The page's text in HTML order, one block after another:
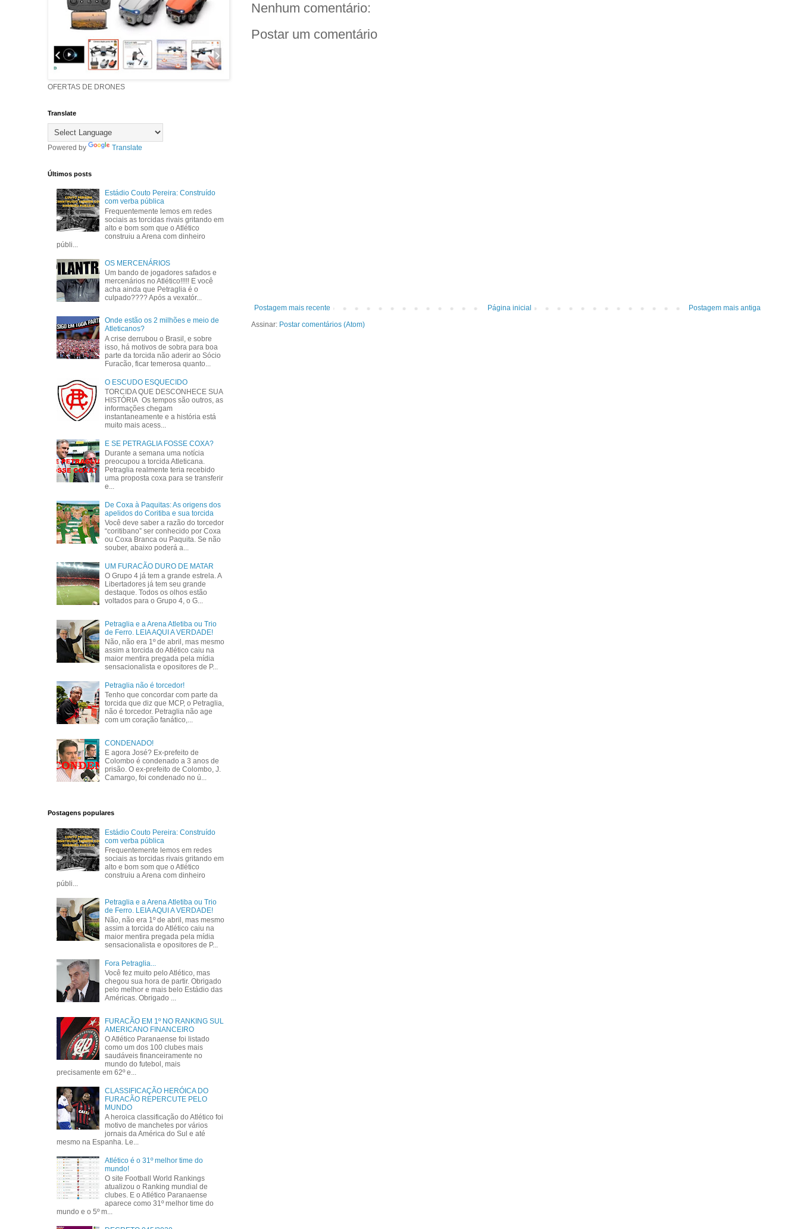
Nenhum comentário:
Postar um comentário
Postagem mais recente Postagem mais antiga
Página inicial
Assinar: Postar comentários (Atom)
OFERTAS DE DRONES
Translate
Powered by Translate
Últimos posts
Estádio Couto Pereira: Construído
com verba pública
Frequentemente lemos em redes
sociais as torcidas rivais gritando em
alto e bom som que o Atlético
construiu a Arena com dinheiro
públi...
OS MERCENÁRIOS
Um bando de jogadores safados e
mercenários no Atlético!!!!! E você
acha ainda que Petraglia é o
culpado???? Após a vexatór...
Onde estão os 2 milhões e meio de
Atleticanos?
A crise derrubou o Brasil, e sobre
isso, há motivos de sobra para boa
parte da torcida não aderir ao Sócio
Furacão, ficar temerosa quanto...
O ESCUDO ESQUECIDO
TORCIDA QUE DESCONHECE SUA
HISTÓRIA Os tempos são outros, as
informações chegam
instantaneamente e a história está
muito mais acess...
E SE PETRAGLIA FOSSE COXA?
Durante a semana uma notícia
preocupou a torcida Atleticana.
Petraglia realmente teria recebido
uma proposta coxa para se transferir
e...
De Coxa à Paquitas: As origens dos
apelidos do Coritiba e sua torcida
Você deve saber a razão do torcedor
“coritibano” ser conhecido por Coxa
ou Coxa Branca ou Paquita. Se não
souber, abaixo poderá a...
UM FURACÃO DURO DE MATAR
O Grupo 4 já tem a grande estrela. A
Libertadores já tem seu grande
destaque. Todos os olhos estão
voltados para o Grupo 4, o G...
Petraglia e a Arena Atletiba ou Trio
de Ferro. LEIA AQUI A VERDADE!
Não, não era 1º de abril, mas mesmo
assim a torcida do Atlético caiu na
maior mentira pregada pela mídia
sensacionalista e opositores de P...
Petraglia não é torcedor!
Tenho que concordar com parte da
torcida que diz que MCP, o Petraglia,
não é torcedor. Petraglia não age
com um coração fanático,...
CONDENADO!
E agora José? Ex-prefeito de
Colombo é condenado a 3 anos de
prisão. O ex-prefeito de Colombo, J.
Camargo, foi condenado no ú...
Postagens populares
Estádio Couto Pereira: Construído
com verba pública
Frequentemente lemos em redes
sociais as torcidas rivais gritando em
alto e bom som que o Atlético
construiu a Arena com dinheiro
públi...
Petraglia e a Arena Atletiba ou Trio
de Ferro. LEIA AQUI A VERDADE!
Não, não era 1º de abril, mas mesmo
assim a torcida do Atlético caiu na
maior mentira pregada pela mídia
sensacionalista e opositores de P...
Fora Petraglia...
Você fez muito pelo Atlético, mas
chegou sua hora de partir. Obrigado
pelo melhor e mais belo Estádio das
Américas. Obrigado ...
FURACÃO EM 1º NO RANKING SUL
AMERICANO FINANCEIRO
O Atlético Paranaense foi listado
como um dos 100 clubes mais
saudáveis financeiramente no
mundo do futebol, mais
precisamente em 62º e...
CLASSIFICAÇÃO HERÓICA DO
FURACÃO REPERCUTE PELO
MUNDO
A heroica classificação do Atlético foi
motivo de manchetes por vários
jornais da América do Sul e até
mesmo na Espanha. Le...
Atlético é o 31º melhor time do
mundo!
O site Football World Rankings
atualizou o Ranking mundial de
clubes. E o Atlético Paranaense
aparece como 31º melhor time do
mundo e o 5º m...